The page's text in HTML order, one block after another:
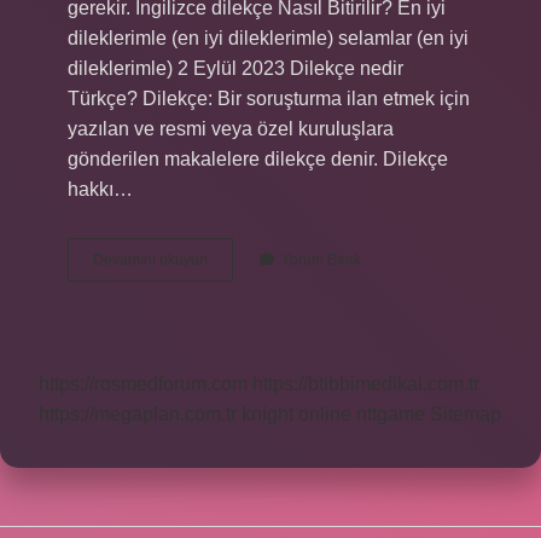
gerekir. İngilizce dilekçe Nasıl Bitirilir? En iyi
dileklerimle (en iyi dileklerimle) selamlar (en iyi
dileklerimle) 2 Eylül 2023 Dilekçe nedir
Türkçe? Dilekçe: Bir soruşturma ilan etmek için
yazılan ve resmi veya özel kuruluşlara
gönderilen makalelere dilekçe denir. Dilekçe
hakkı…
Devamını okuyun
Hangi
Yorum Bırak
https://rosmedforum.com
https://btibbimedikal.com.tr
https://megaplan.com.tr knight online nttgame Sitemap